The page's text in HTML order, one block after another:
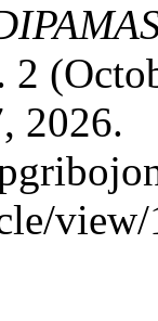
2
2026.
view/